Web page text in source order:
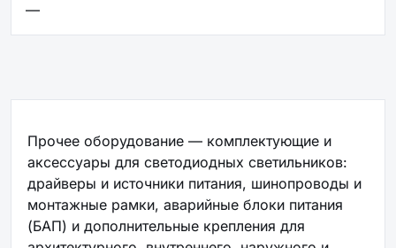
—
Прочее оборудование — комплектующие и
аксессуары для светодиодных светильников:
драйверы и источники питания, шинопроводы и
монтажные рамки, аварийные блоки питания
(БАП) и дополнительные крепления для